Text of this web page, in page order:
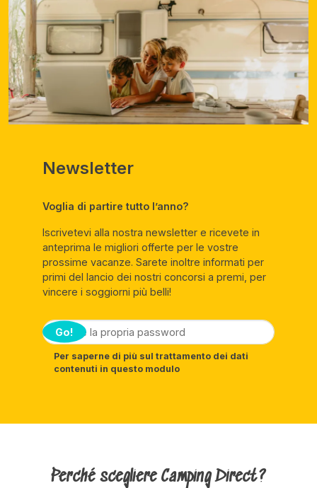
Newsletter
Voglia di partire tutto l’anno?
Iscrivetevi alla nostra newsletter e ricevete in
anteprima le migliori offerte per le vostre
prossime vacanze. Sarete inoltre informati per
primi del lancio dei nostri concorsi a premi, per
vincere i soggiorni più belli!
Go!
Per saperne di più sul trattamento dei dati
contenuti in questo modulo
Perché scegliere Camping Direct?